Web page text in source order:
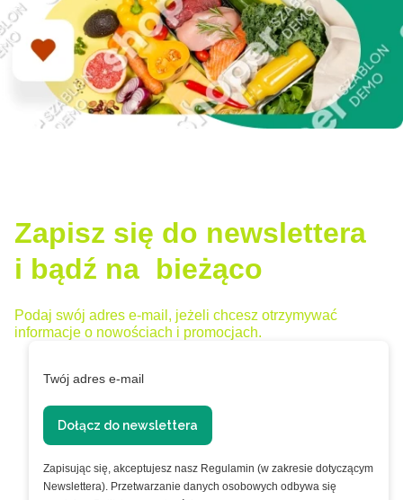
Zapisz się do newslettera
i bądź na bieżąco
Podaj swój adres e-mail, jeżeli chcesz otrzymywać
informacje o nowościach i promocjach.
Twój adres e-mail
Dołącz do newslettera
Zapisując się, akceptujesz nasz Regulamin (w zakresie dotyczącym
Newslettera). Przetwarzanie danych osobowych odbywa się